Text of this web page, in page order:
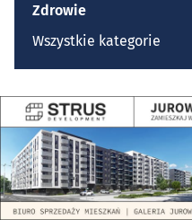
Zdrowie
Wszystkie kategorie